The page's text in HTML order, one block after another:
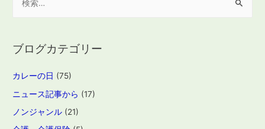
ブログカテゴリー
カレーの日 (75)
ニュース記事から (17)
ノンジャンル (21)